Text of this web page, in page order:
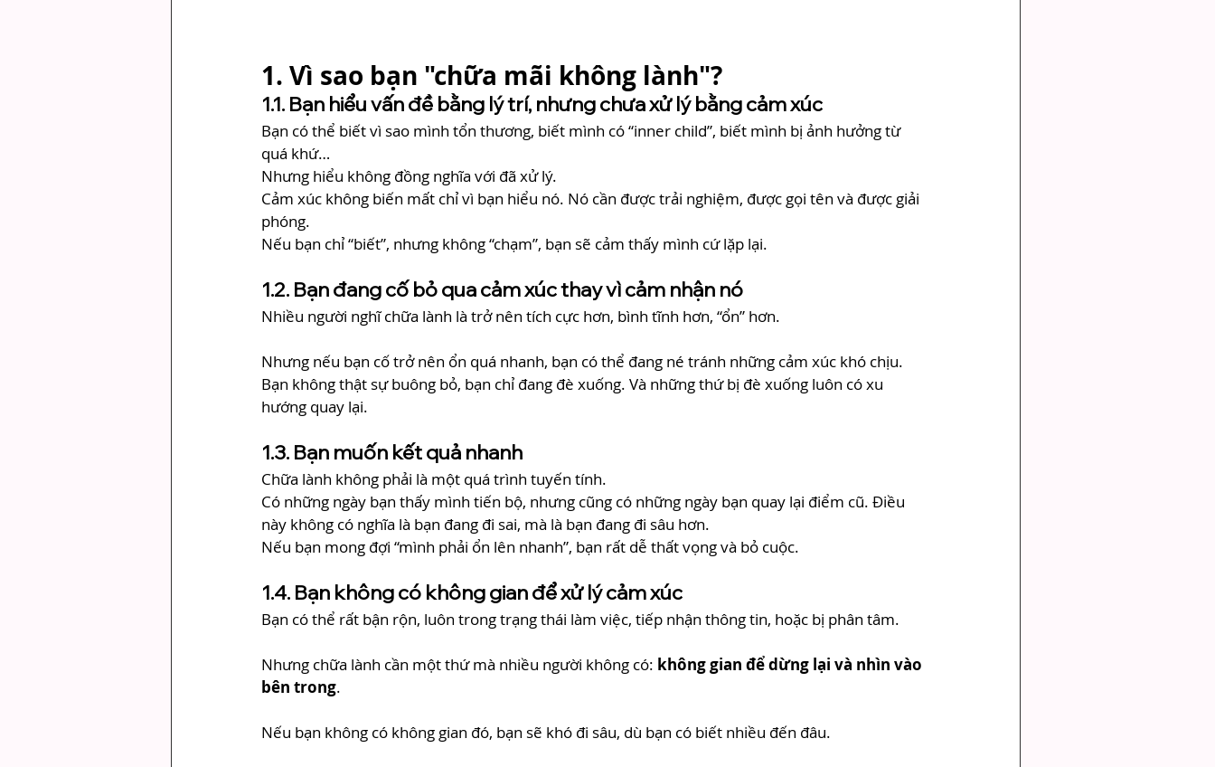
1. Vì sao bạn "chữa mãi không lành"?
1.1. Bạn hiểu vấn đề bằng lý trí, nhưng chưa xử lý bằng cảm xúc
Bạn có thể biết vì sao mình tổn thương, biết mình có “inner child”, biết mình bị ảnh hưởng từ
quá khứ…
Nhưng hiểu không đồng nghĩa với đã xử lý.
Cảm xúc không biến mất chỉ vì bạn hiểu nó. Nó cần được trải nghiệm, được gọi tên và được giải
phóng.
Nếu bạn chỉ “biết”, nhưng không “chạm”, bạn sẽ cảm thấy mình cứ lặp lại.
1.2. Bạn đang cố bỏ qua cảm xúc thay vì cảm nhận nó
Nhiều người nghĩ chữa lành là trở nên tích cực hơn, bình tĩnh hơn, “ổn” hơn.
Nhưng nếu bạn cố trở nên ổn quá nhanh, bạn có thể đang né tránh những cảm xúc khó chịu.
Bạn không thật sự buông bỏ, bạn chỉ đang đè xuống. Và những thứ bị đè xuống luôn có xu
hướng quay lại.
1.3. Bạn muốn kết quả nhanh
Chữa lành không phải là một quá trình tuyến tính.
Có những ngày bạn thấy mình tiến bộ, nhưng cũng có những ngày bạn quay lại điểm cũ. Điều
này không có nghĩa là bạn đang đi sai, mà là bạn đang đi sâu hơn.
Nếu bạn mong đợi “mình phải ổn lên nhanh”, bạn rất dễ thất vọng và bỏ cuộc.
1.4. Bạn không có không gian để xử lý cảm xúc
Bạn có thể rất bận rộn, luôn trong trạng thái làm việc, tiếp nhận thông tin, hoặc bị phân tâm.
Nhưng chữa lành cần một thứ mà nhiều người không có: không gian để dừng lại và nhìn vào
bên trong.
Nếu bạn không có không gian đó, bạn sẽ khó đi sâu, dù bạn có biết nhiều đến đâu.